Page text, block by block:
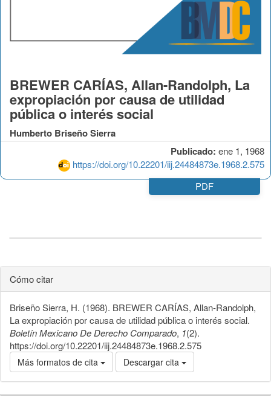
Publicado: ene 1, 1968
https://doi.org/10.22201/iij.24484873e.1968.2.575
BREWER CARÍAS, Allan-Randolph, La
expropiación por causa de utilidad
pública o interés social
Humberto Briseño Sierra
PDF
Cómo citar
Briseño Sierra, H. (1968). BREWER CARÍAS, Allan-Randolph,
La expropiación por causa de utilidad pública o interés social.
Boletín Mexicano De Derecho Comparado, 1(2).
https://doi.org/10.22201/iij.24484873e.1968.2.575
Más formatos de cita Descargar cita